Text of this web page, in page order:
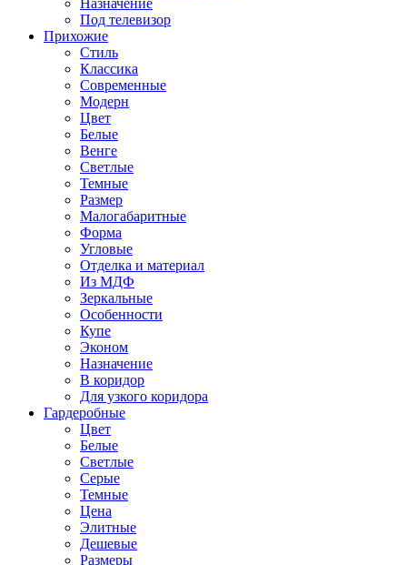
Назначение
Под телевизор
Прихожие
Стиль
Классика
Современные
Модерн
Цвет
Белые
Венге
Светлые
Темные
Размер
Малогабаритные
Форма
Угловые
Отделка и материал
Из МДФ
Зеркальные
Особенности
Купе
Эконом
Назначение
В коридор
Для узкого коридора
Гардеробные
Цвет
Белые
Светлые
Серые
Темные
Цена
Элитные
Дешевые
Размеры